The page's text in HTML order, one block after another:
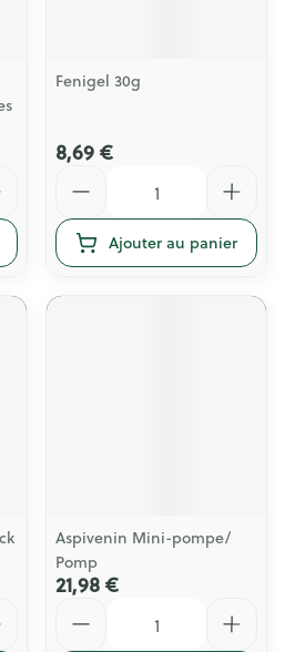
Fenigel 30g
8,69 €
Ajouter au panier
Aspivenin Mini-pompe/
Pomp
21,98 €